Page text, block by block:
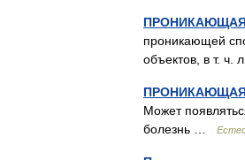
проникающей
объектов, в т.
Может
болезнь …